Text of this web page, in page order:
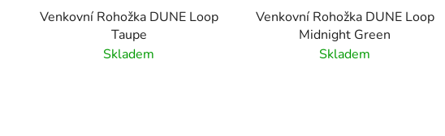
Venkovní Rohožka DUNE Loop
Taupe
Skladem
Venkovní Rohožka DUNE Loop
Midnight Green
Skladem